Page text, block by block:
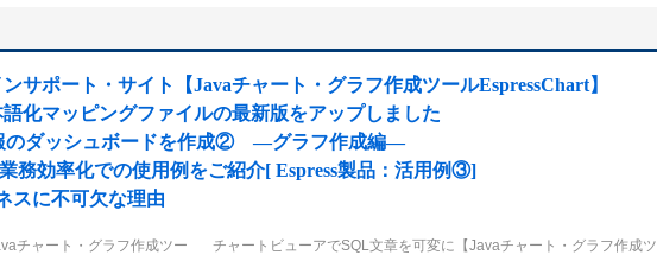
サポート・サイト【Javaチャート・グラフ作成ツールEspressChart】
化マッピングファイルの最新版をアップしました
のダッシュボードを作成② ―グラフ作成編―
務効率化での使用例をご紹介[ Espress製品：活用例③]
スに不可欠な理由
チャート・グラフ作成ツー
チャートビューアでSQL文章を可変に【Javaチャート・グラフ作成ツ